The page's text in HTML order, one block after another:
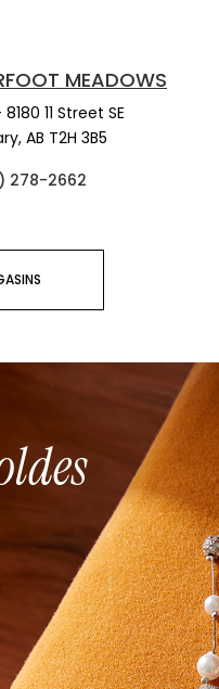
MEADOWS
11 Street SE
AB T2H 3B5
278-2662